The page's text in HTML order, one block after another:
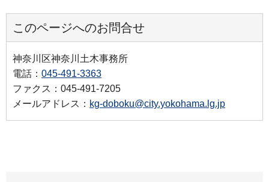
このページへのお問合せ
神奈川区神奈川土木事務所
電話： 045-491-3363
ファクス：045-491-7205
メールアドレス： kg-doboku@city.yokohama.lg.jp